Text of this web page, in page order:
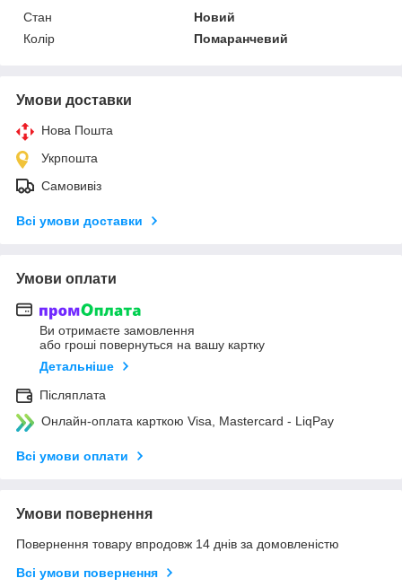
Стан
Новий
Колір
Помаранчевий
Умови доставки
Нова Пошта
Укрпошта
Самовивіз
Всі умови доставки
Умови оплати
Ви отримаєте замовлення
або гроші повернуться на вашу картку
Детальніше
Післяплата
Онлайн-оплата карткою Visa, Mastercard - LiqPay
Всі умови оплати
Умови повернення
Повернення товару впродовж 14 днів за домовленістю
Всі умови повернення